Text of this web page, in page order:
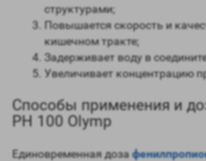
структурами;
Повышается скорость и
кишечном тракте;
Задерживает воду в
Увеличивает концентрацию
Способы применения и
PH 100 Olymp
Единовременная доза